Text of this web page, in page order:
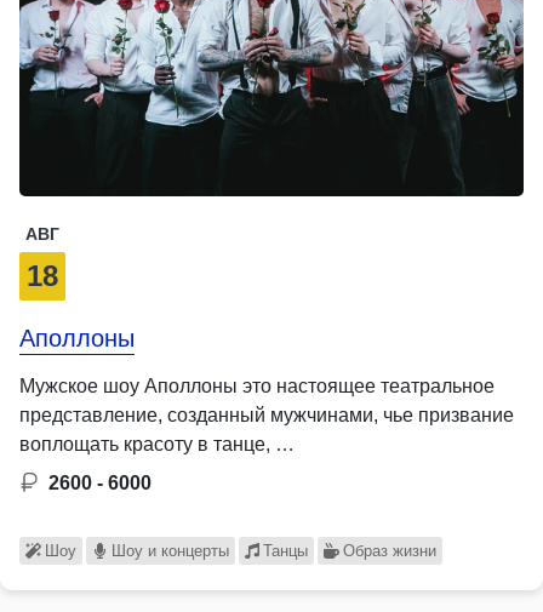
АВГ
18
Аполлоны
Мужское шоу Аполлоны это настоящее театральное
представление, созданный мужчинами, чье призвание
воплощать красоту в танце, …
2600 - 6000
Шоу Шоу и концерты Танцы Образ жизни